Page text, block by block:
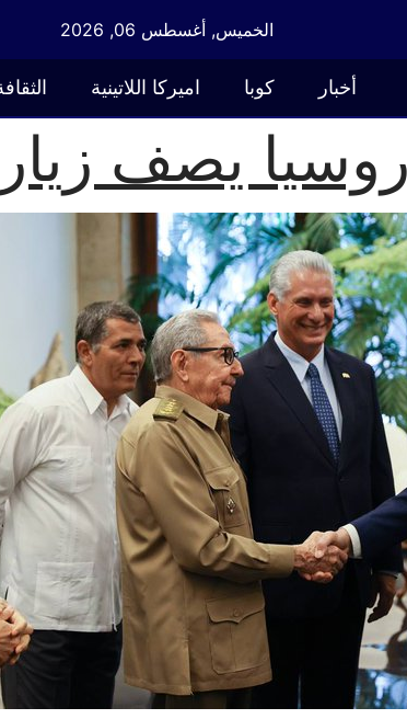
الخميس, أغسطس 06, 2026
أخبار كوبا اميركا اللاتينية
يصف